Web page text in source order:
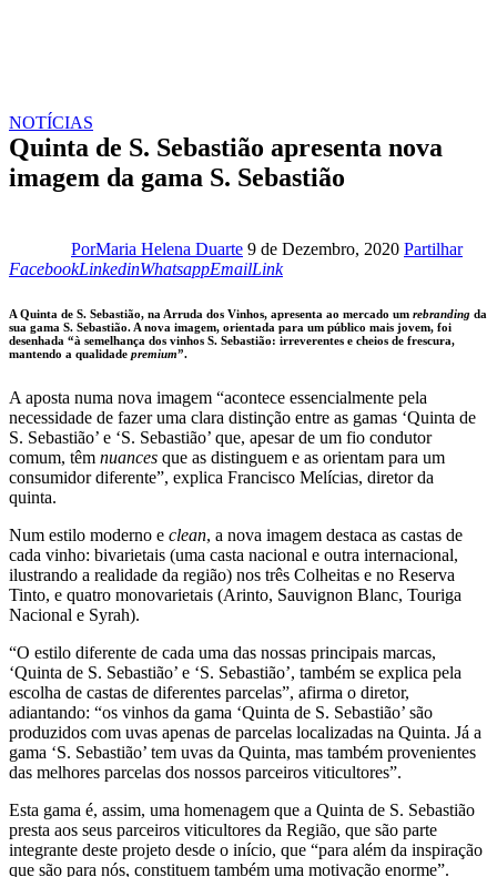
NOTÍCIAS
Quinta de S. Sebastião apresenta nova
imagem da gama S. Sebastião
PorMaria Helena Duarte 9 de Dezembro, 2020 Partilhar
FacebookLinkedin
LinkedinWhatsapp
WhatsappEmail
EmailCopy
clipboard
Link
A Quinta de S. Sebastião, na Arruda dos Vinhos, apresenta ao mercado um rebranding da
sua gama S. Sebastião. A nova imagem, orientada para um público mais jovem, foi
desenhada “à semelhança dos vinhos S. Sebastião: irreverentes e cheios de frescura,
mantendo a qualidade premium”.
A aposta numa nova imagem “acontece essencialmente pela
necessidade de fazer uma clara distinção entre as gamas ‘Quinta de
S. Sebastião’ e ‘S. Sebastião’ que, apesar de um fio condutor
comum, têm nuances que as distinguem e as orientam para um
consumidor diferente”, explica Francisco Melícias, diretor da
quinta.
Num estilo moderno e clean, a nova imagem destaca as castas de
cada vinho: bivarietais (uma casta nacional e outra internacional,
ilustrando a realidade da região) nos três Colheitas e no Reserva
Tinto, e quatro monovarietais (Arinto, Sauvignon Blanc, Touriga
Nacional e Syrah).
“O estilo diferente de cada uma das nossas principais marcas,
‘Quinta de S. Sebastião’ e ‘S. Sebastião’, também se explica pela
escolha de castas de diferentes parcelas”, afirma o diretor,
adiantando: “os vinhos da gama ‘Quinta de S. Sebastião’ são
produzidos com uvas apenas de parcelas localizadas na Quinta. Já a
gama ‘S. Sebastião’ tem uvas da Quinta, mas também provenientes
das melhores parcelas dos nossos parceiros viticultores”.
Esta gama é, assim, uma homenagem que a Quinta de S. Sebastião
presta aos seus parceiros viticultores da Região, que são parte
integrante deste projeto desde o início, que “para além da inspiração
que são para nós, constituem também uma motivação enorme”.